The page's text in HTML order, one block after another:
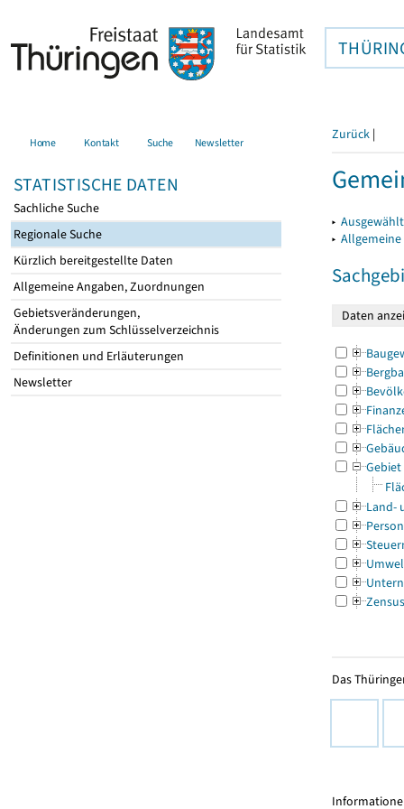
Home Kontakt Suche Newsletter
STATISTISCHE DATEN
Sachliche Suche
Regionale Suche
Kürzlich bereitgestellte Daten
Allgemeine Angaben, Zuordnungen
Gebietsveränderungen,
Änderungen zum Schlüsselverzeichnis
Definitionen und Erläuterungen
Newsletter
Zurück |
▸
▸
Gebiet
Land-
Zensus
Das